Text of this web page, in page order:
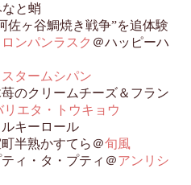
と蛸
佐ヶ谷鯛焼き戦争”を追体験
ロンパンラスク ＠ハッピーハ
スタームシパン
苺のクリームチーズ＆フラン
リエタ・トウキョウ
ルキーロール
半熟かすてら＠旬風
ィ・タ・プティ＠アンリシ